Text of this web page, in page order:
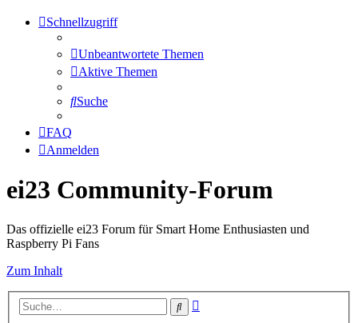
Schnellzugriff
Unbeantwortete Themen
Aktive Themen
Suche
FAQ
Anmelden
ei23 Community-Forum
Das offizielle ei23 Forum für Smart Home Enthusiasten und
Raspberry Pi Fans
Zum Inhalt
Suche